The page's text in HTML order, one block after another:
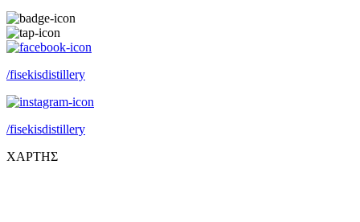
/fisekisdistillery
/fisekisdistillery
ΧΑΡΤΗΣ